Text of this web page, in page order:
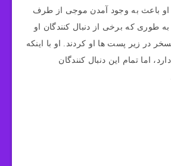
او باعث به ‌وجود آمدن موجی از طرف
طوری که برخی از دنبال کنندگان او
در زیر پست ها او کردند. او با اینکه
اما تمام این دنبال کنندگان